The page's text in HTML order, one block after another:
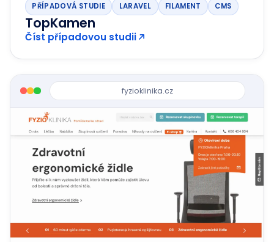
PŘÍPADOVÁ STUDIE LARAVEL FILAMENT CMS
TopKamen
Číst případovou studii
fyzioklinika.cz